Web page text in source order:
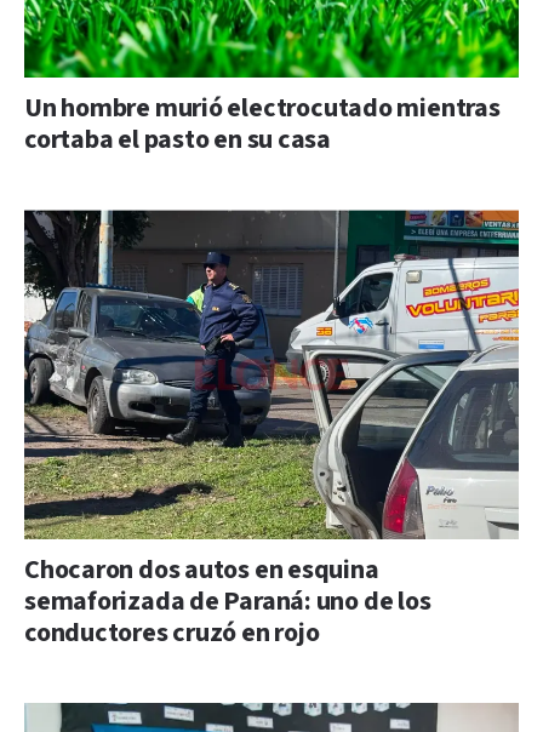
Un hombre murió electrocutado mientras
cortaba el pasto en su casa
Chocaron dos autos en esquina
semaforizada de Paraná: uno de los
conductores cruzó en rojo